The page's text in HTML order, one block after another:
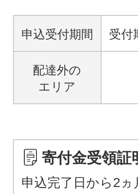
申込受付期間 受付
配達外の
エリア
寄付金受領証
申込完了日から2ヵ